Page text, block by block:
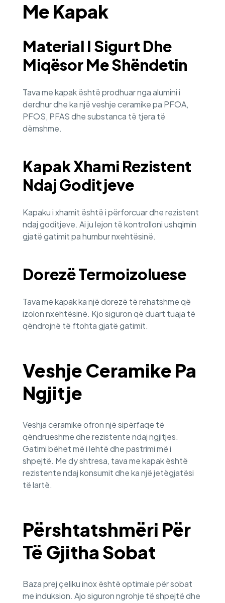
Me Kapak
Material I Sigurt Dhe
Miqësor Me Shëndetin
Tava me kapak është prodhuar nga alumini i
derdhur dhe ka një veshje ceramike pa PFOA,
PFOS, PFAS dhe substanca të tjera të
dëmshme.
Kapak Xhami Rezistent
Ndaj Goditjeve
Kapaku i xhamit është i përforcuar dhe rezistent
ndaj goditjeve. Ai ju lejon të kontrolloni ushqimin
gjatë gatimit pa humbur nxehtësinë.
Dorezë Termoizoluese
Tava me kapak ka një dorezë të rehatshme që
izolon nxehtësinë. Kjo siguron që duart tuaja të
qëndrojnë të ftohta gjatë gatimit.
Veshje Ceramike Pa
Ngjitje
Veshja ceramike ofron një sipërfaqe të
qëndrueshme dhe rezistente ndaj ngjitjes.
Gatimi bëhet më i lehtë dhe pastrimi më i
shpejtë. Me dy shtresa, tava me kapak është
rezistente ndaj konsumit dhe ka një jetëgjatësi
të lartë.
Përshtatshmëri Për
Të Gjitha Sobat
Baza prej çeliku inox është optimale për sobat
me induksion. Ajo siguron ngrohje të shpejtë dhe